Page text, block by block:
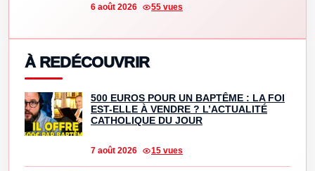
6 août 2026 55 vues
À REDÉCOUVRIR
500 EUROS POUR UN BAPTÊME : LA FOI
EST-ELLE À VENDRE ? L’ACTUALITÉ
CATHOLIQUE DU JOUR
7 août 2026 15 vues